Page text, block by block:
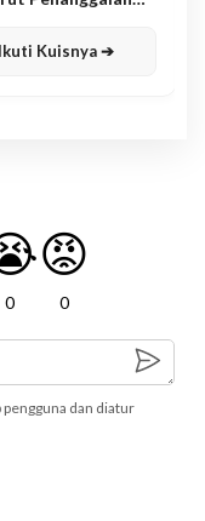
Ikuti Kuisnya ➔
0
😡
0
dan diatur